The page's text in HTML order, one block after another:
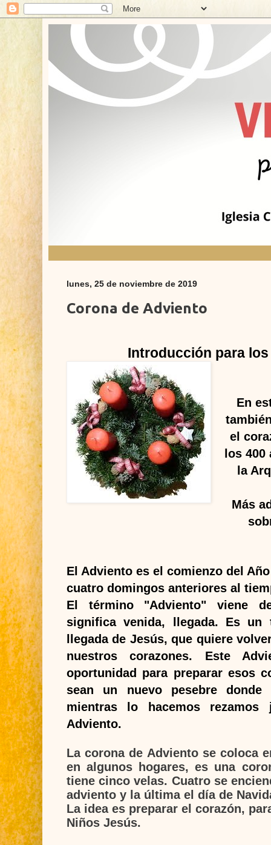
lunes, 25 de noviembre de 2019
Corona de Adviento
Introducción para
En
el
los
la
Más
El Adviento es el comienzo del
cuatro domingos anteriores al
El término "Adviento" viene
significa venida, llegada. Es un
llegada de Jesús, que quiere
nuestros corazones. Este
oportunidad para preparar esos
sean un nuevo pesebre donde
mientras lo hacemos
Adviento.
La corona de Adviento se coloca
en algunos hogares, es una
tiene cinco velas. Cuatro se
adviento y la última el día de
La idea es preparar el corazón,
Niños Jesús.